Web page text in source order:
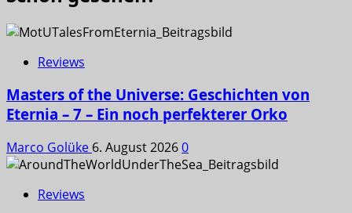
Reviews
Masters of the Universe: Geschichten von
Eternia – 7 – Ein noch perfekterer Orko
Marco Golüke 6. August 20260
Reviews